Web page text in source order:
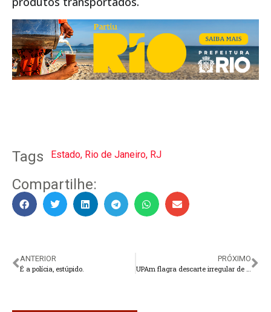
Tags Estado, Rio de Janeiro, RJ
Compartilhe:
ANTERIOR
É a polícia, estúpido.
PRÓXIMO